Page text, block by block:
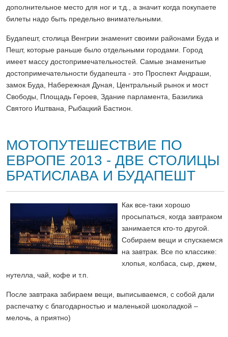
дополнительное место для ног и т.д., а значит когда покупаете
билеты надо быть предельно внимательными.
Будапешт, столица Венгрии знаменит своими районами Буда и
Пешт, которые раньше было отдельными городами. Город
имеет массу достопримечательностей. Самые знаменитые
достопримечательности будапешта - это Проспект Андраши,
замок Буда, Набережная Дуная, Центральный рынок и мост
Свободы, Площадь Героев, Здание парламента, Базилика
Святого Иштвана, Рыбацкий Бастион.
МОТОПУТЕШЕСТВИЕ ПО
ЕВРОПЕ 2013 - ДВЕ СТОЛИЦЫ
БРАТИСЛАВА И БУДАПЕШТ
Как все-таки хорошо
просыпаться, когда завтраком
занимается кто-то другой.
Собираем вещи и спускаемся
на завтрак. Все по классике:
хлопья, колбаса, сыр, джем,
нутелла, чай, кофе и т.п.
После завтрака забираем вещи, выписываемся, с собой дали
распечатку с благодарностью и маленькой шоколадкой –
мелочь, а приятно)